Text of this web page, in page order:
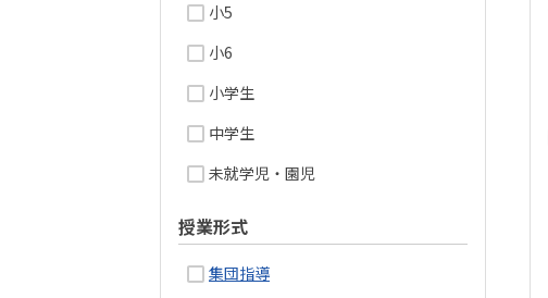
小5
小6
小学生
中学生
未就学児・園児
授業形式
集団指導